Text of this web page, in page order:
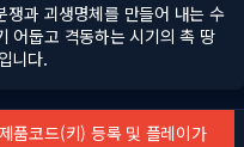
과 괴생명체를 만들어 내는 수
어둡고 격동하는 시기의 촉 땅
니다.
품코드(키) 등록 및 플레이가